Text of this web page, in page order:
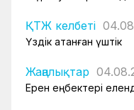
ҚТЖ келбеті
Үздік атанған үштік
Жаңалықтар
Ерен еңбектері